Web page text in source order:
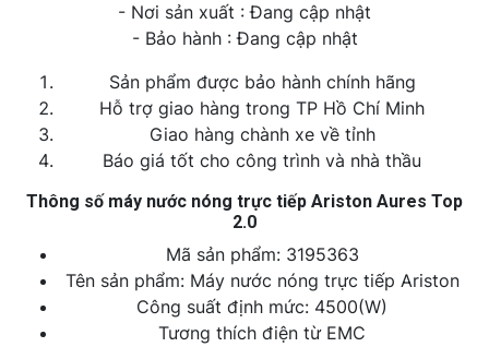
- Nơi sản xuất : Đang cập nhật
- Bảo hành : Đang cập nhật
Sản phẩm được bảo hành chính hãng
Hỗ trợ giao hàng trong TP Hồ Chí Minh
Giao hàng chành xe về tỉnh
Báo giá tốt cho công trình và nhà thầu
Thông số máy nước nóng trực tiếp Ariston Aures Top
2.0
Mã sản phẩm: 3195363
Tên sản phẩm: Máy nước nóng trực tiếp Ariston
Công suất định mức: 4500(W)
Tương thích điện từ EMC